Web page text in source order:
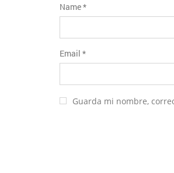
Name*
Email *
Guarda mi nombre,